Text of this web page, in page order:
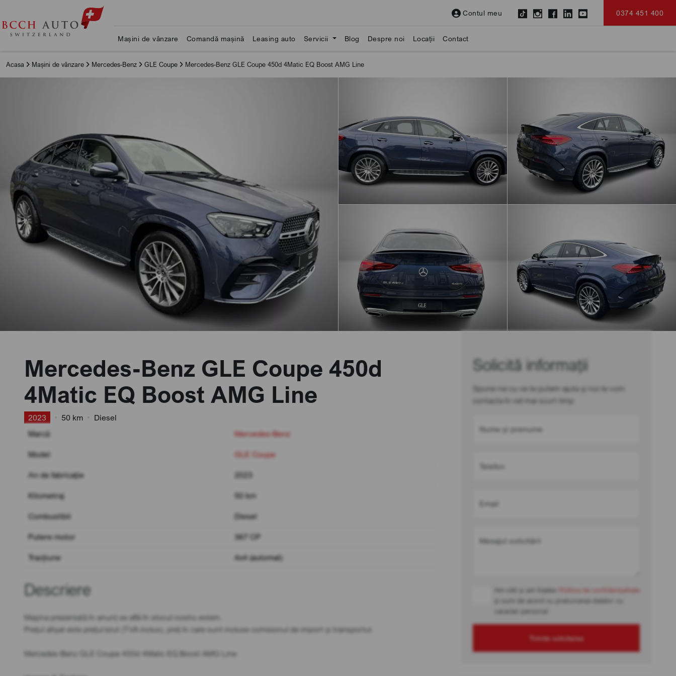
Contul meu 0374 451 400
Mașini de vânzare Comandă mașină Leasing auto Servicii Blog Despre noi Locații Contact
Acasa Mașini de vânzare Mercedes-Benz GLE Coupe Mercedes-Benz GLE Coupe 450d 4Matic EQ Boost AMG Line
Mercedes-Benz GLE Coupe 450d
4Matic EQ Boost AMG Line
2023 50 km
Diesel
Marcă
Mercedes-Benz
Model GLE Coupe
An de fabricație 2023
Kilometraj 50 km
Combustibil Diesel
Putere motor 367 CP
Tracțiune 4x4 (automat)
Descriere
Mașina prezentată în anunț se află în stocul nostru extern.
Prețul afișat este prețul brut (TVA inclus), preț în care sunt incluse comisionul de import și transportul.
Mercedes-Benz GLE Coupe 450d 4Matic EQ Boost AMG Line
Solicită informații
Spune-ne cu ce te putem ajuta și noi te vom
contacta în cel mai scurt timp
Nume și prenume
Telefon
Email
Mesajul solicitării
Am citit și am înțeles
Politica de confidențialitate
și sunt de acord cu prelucrarea datelor cu
caracter personal
Trimite solicitarea